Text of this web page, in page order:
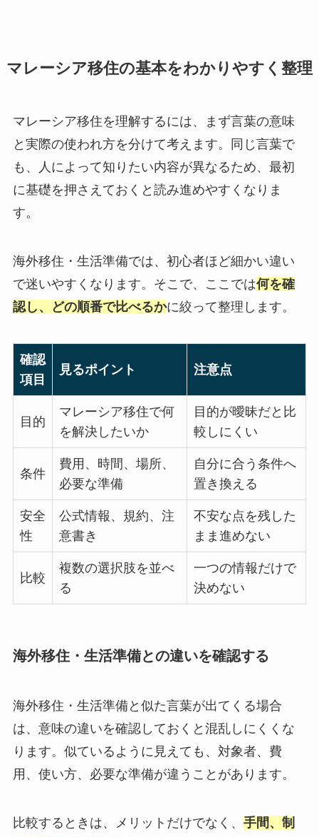
マレーシア移住の基本をわかりやすく整理
マレーシア移住を理解するには、まず言葉の意味
と実際の使われ方を分けて考えます。同じ言葉で
も、人によって知りたい内容が異なるため、最初
に基礎を押さえておくと読み進めやすくなりま
す。
海外移住・生活準備では、初心者ほど細かい違い
で迷いやすくなります。そこで、ここでは何を確
認し、どの順番で比べるかに絞って整理します。
確認
項目
見るポイント 注意点
目的
マレーシア移住で何
を解決したいか
目的が曖昧だと比
較しにくい
条件
費用、時間、場所、
必要な準備
自分に合う条件へ
置き換える
安全
性
公式情報、規約、注
意書き
不安な点を残した
まま進めない
比較
複数の選択肢を並べ
る
一つの情報だけで
決めない
海外移住・生活準備との違いを確認する
海外移住・生活準備と似た言葉が出てくる場合
は、意味の違いを確認しておくと混乱しにくくな
ります。似ているように見えても、対象者、費
用、使い方、必要な準備が違うことがあります。
比較するときは、メリットだけでなく、 手間、制